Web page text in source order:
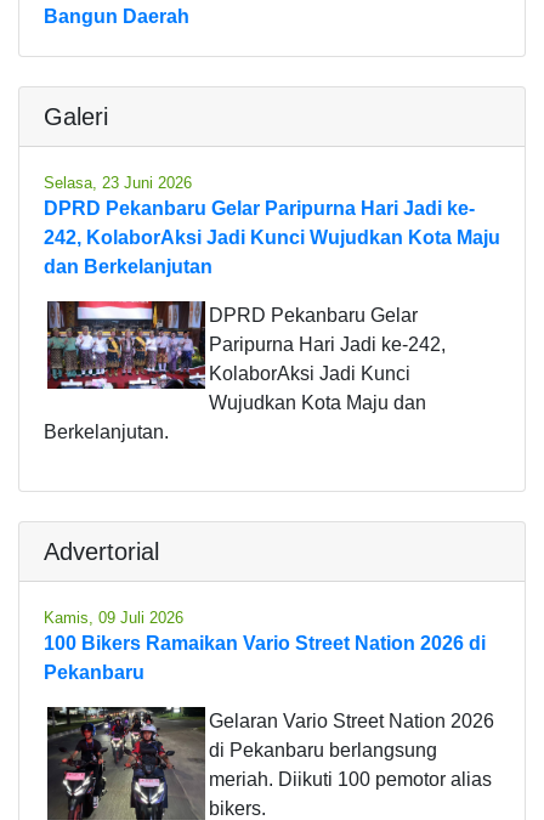
Bangun Daerah
Galeri
Selasa, 23 Juni 2026
DPRD Pekanbaru Gelar Paripurna Hari Jadi ke-
242, KolaborAksi Jadi Kunci Wujudkan Kota Maju
dan Berkelanjutan
DPRD Pekanbaru Gelar
Paripurna Hari Jadi ke-242,
KolaborAksi Jadi Kunci
Wujudkan Kota Maju dan
Berkelanjutan.
Advertorial
Kamis, 09 Juli 2026
100 Bikers Ramaikan Vario Street Nation 2026 di
Pekanbaru
Gelaran Vario Street Nation 2026
di Pekanbaru berlangsung
meriah. Diikuti 100 pemotor alias
bikers.